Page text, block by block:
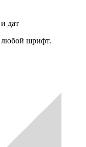
дат
любой шрифт.